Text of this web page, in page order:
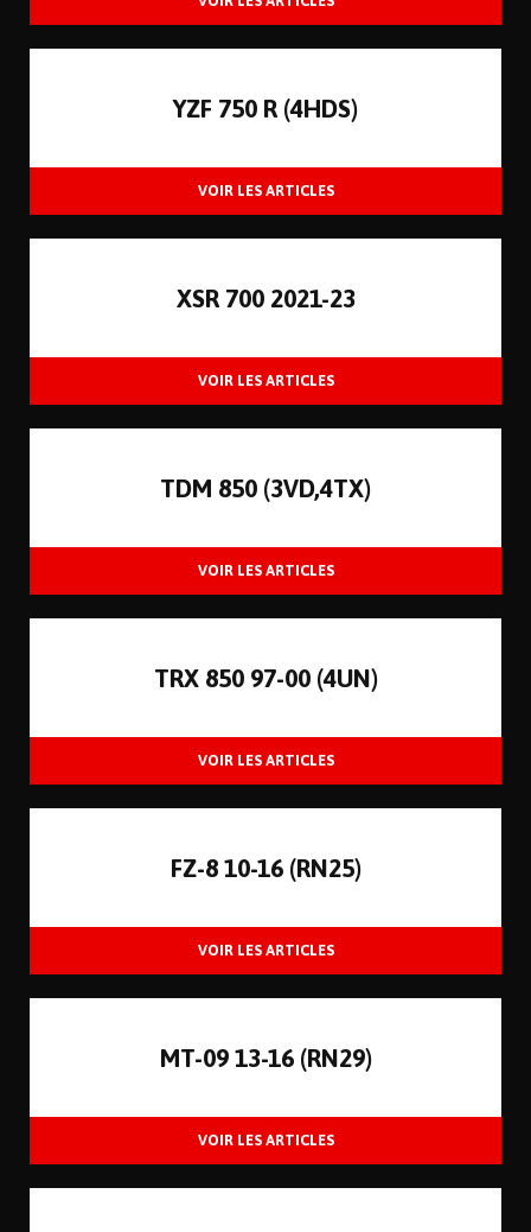
YZF 750 R (4HDS)
XSR 700 2021-23
TDM 850 (3VD,4TX)
TRX 850 97-00 (4UN)
FZ-8 10-16 (RN25)
MT-09 13-16 (RN29)